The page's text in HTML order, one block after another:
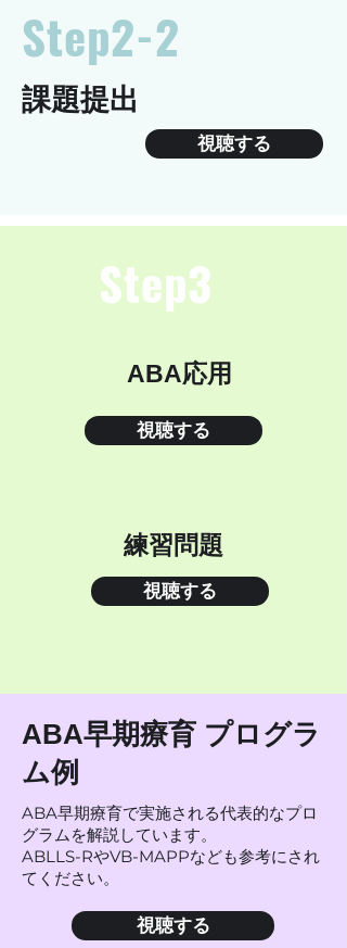
Step2-2
課題提出
視聴する
Step3
ABA応用
視聴する
練習問題
視聴する
ABA早期療育 プログラ
ム例
ABA早期療育で実施される代表的なプロ
グラムを解説しています。
ABLLS-RやVB-MAPPなども参考にされ
てください。
視聴する